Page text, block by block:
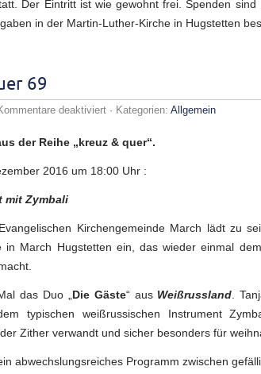
Der Eintritt ist wie gewohnt frei. Spenden
in der Martin-Luther-Kirche in Hugstetten
69
deaktiviertfür
Quer
· Kategorien: Allgemein
der Reihe „kreuz & quer“.
2016 um 18:00 Uhr :
mit Zymbali
Kirchengemeinde March lädt zu
in March Hugstetten ein, das wieder einmal
das Duo „ Die Gäste“ aus Weißrussland .
typischen weißrussischen Instrument
Zither verwandt und sicher besonders für
abwechslungsreiches Programm zwischen